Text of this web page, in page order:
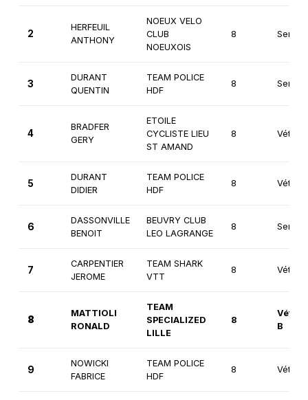
2
HERFEUIL
ANTHONY
NOEUX VELO
CLUB
NOEUXOIS
8
3
DURANT
QUENTIN
TEAM POLICE
HDF
8
4
BRADFER
GERY
ETOILE
CYCLISTE LIEU
ST AMAND
8
5
DURANT
DIDIER
TEAM POLICE
HDF
8
6
DASSONVILLE
BENOIT
BEUVRY CLUB
LEO LAGRANGE
8
7
CARPENTIER
JEROME
TEAM SHARK
VTT
8
8
MATTIOLI
RONALD
TEAM
SPECIALIZED
LILLE
8
B
9
NOWICKI
FABRICE
TEAM POLICE
HDF
8